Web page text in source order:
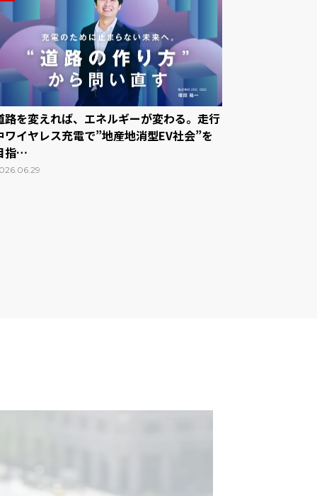
路を変えれば、エネルギーが変わる。走行
ワイヤレス充電で”地産地消型EV社会”を
指…